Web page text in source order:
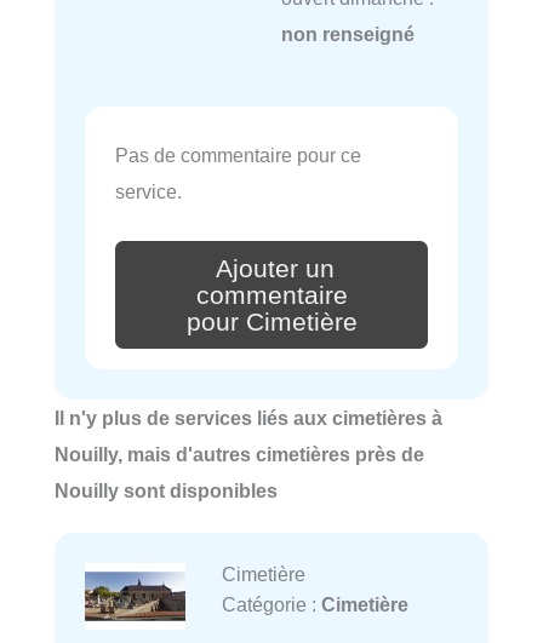
non renseigné
Pas de commentaire pour ce
service.
Ajouter un
commentaire
pour Cimetière
Il n'y plus de services liés aux cimetières à
Nouilly, mais d'autres cimetières près de
Nouilly sont disponibles
Cimetière
Catégorie : Cimetière